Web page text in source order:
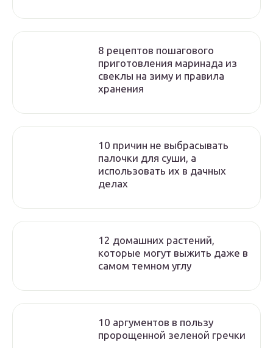
8 рецептов пошагового
приготовления маринада из
свеклы на зиму и правила
хранения
10 причин не выбрасывать
палочки для суши, а
использовать их в дачных
делах
12 домашних растений,
которые могут выжить даже в
самом темном углу
10 аргументов в пользу
пророщенной зеленой гречки